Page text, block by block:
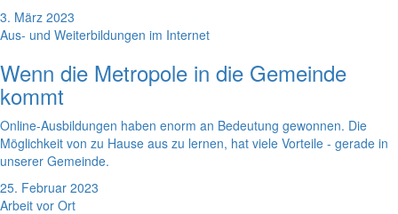
3. März 2023
Aus- und Weiterbildungen im Internet
Wenn die Metropole in die Gemeinde
kommt
Online-Ausbildungen haben enorm an Bedeutung gewonnen. Die
Möglichkeit von zu Hause aus zu lernen, hat viele Vorteile - gerade in
unserer Gemeinde.
25. Februar 2023
Arbeit vor Ort